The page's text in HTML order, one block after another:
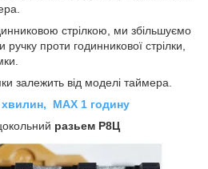
стрілкою, ми збільшуємо
проти годинникової стрілки,
залежить від моделі таймера.
МАХ 1 годину
разьем Р8Ц